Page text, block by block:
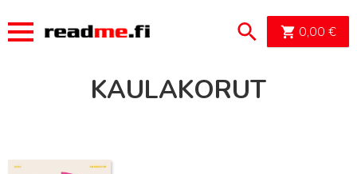
0,00 €
KAULAKORUT
Lue lisää